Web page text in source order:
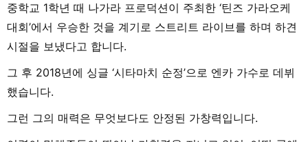
중학교 1학년 때 나가라 프로덕션이 주최한 ‘틴즈 가라오케
대회’에서 우승한 것을 계기로 스트리트 라이브를 하며 하견
시절을 보냈다고 합니다.
그 후 2018년에 싱글 ‘시타마치 순정’으로 엔카 가수로 데뷔
했습니다.
그런 그의 매력은 무엇보다도 안정된 가창력입니다.